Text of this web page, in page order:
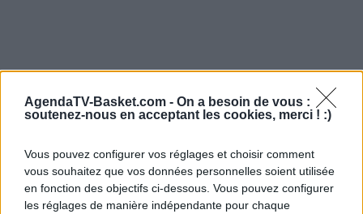
AgendaTV-Basket.com - On a besoin de vous :
soutenez-nous en acceptant les cookies, merci ! :)
Vous pouvez configurer vos réglages et choisir comment
vous souhaitez que vos données personnelles soient utilisée
en fonction des objectifs ci-dessous. Vous pouvez configurer
les réglages de manière indépendante pour chaque